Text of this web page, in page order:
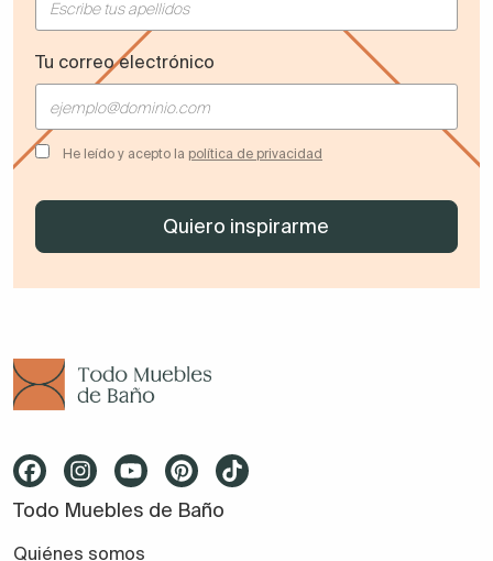
Tu correo electrónico
He leído y acepto la política de privacidad
Todo Muebles de Baño
Quiénes somos